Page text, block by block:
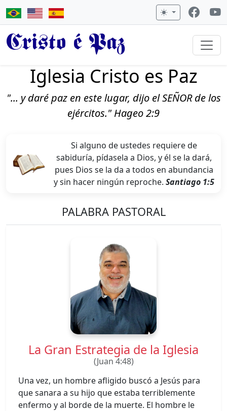
Cristo é Paz
Iglesia Cristo es Paz
"... y daré paz en este lugar, dijo el SEÑOR de los
ejércitos." Hageo 2:9
Si alguno de ustedes requiere de
sabiduría, pídasela a Dios, y él se la dará,
pues Dios se la da a todos en abundancia
y sin hacer ningún reproche. Santiago 1:5
PALABRA PASTORAL
La Gran Estrategia de la Iglesia
(Juan 4:48)
Una vez, un hombre afligido buscó a Jesús para
que sanara a su hijo que estaba terriblemente
enfermo y al borde de la muerte. El hombre le